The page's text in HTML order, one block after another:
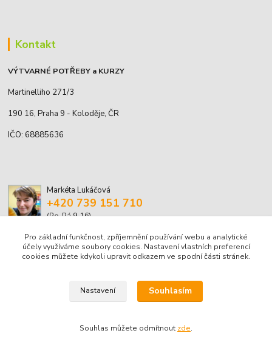
Kontakt
VÝTVARNÉ POTŘEBY a KURZY
Martinelliho 271/3
190 16, Praha 9 - Koloděje, ČR
IČO: 68885636
Markéta Lukáčová
+420 739 151 710
(Po-Pá 9-16)
marketa.lukacova@volny.cz
© Markéta Lukáčová, 2001-2026
Pro základní funkčnost, zpříjemnění používání webu a analytické
účely využíváme soubory cookies. Nastavení vlastních preferencí
cookies můžete kdykoli upravit odkazem ve spodní části stránek.
Nastavení Souhlasím
Souhlas můžete odmítnout zde.